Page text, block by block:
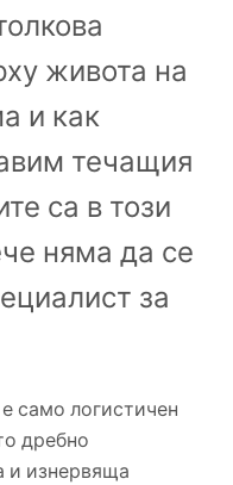
живота на
и как
течащия
са в този
няма да се
за
само логистичен
дребно
и изнервяща